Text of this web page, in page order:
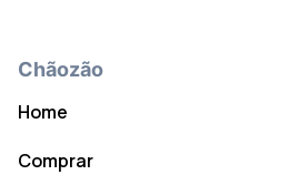
Chãozão
Home
Comprar